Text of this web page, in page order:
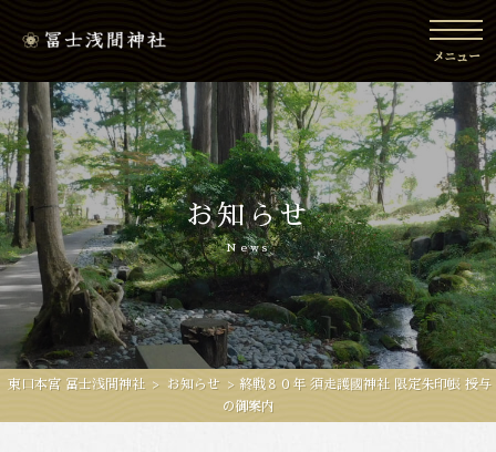
メニュー
お知らせ
News
東口本宮 冨士浅間神社 > お知らせ > 終戦８０年 須走護國神社 限定朱印帳 授与
の御案内